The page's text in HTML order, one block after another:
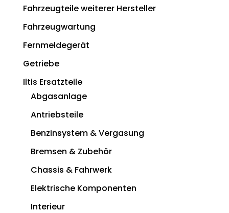
Fahrzeugteile weiterer Hersteller
Fahrzeugwartung
Fernmeldegerät
Getriebe
Iltis Ersatzteile
Abgasanlage
Antriebsteile
Benzinsystem & Vergasung
Bremsen & Zubehör
Chassis & Fahrwerk
Elektrische Komponenten
Interieur